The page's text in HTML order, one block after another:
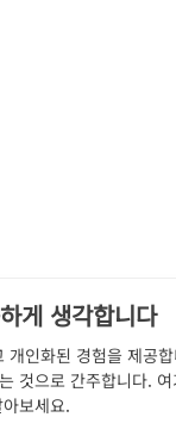
게 생각합니다
인화된 경험을 제공
것으로 간주합니다.
보세요.